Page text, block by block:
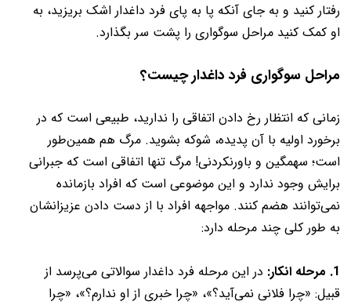
رفتار کنید و به جای آنکه پا به پای فرد داغدار اشک بریزید، به
او کمک کنید مراحل سوگواری را پشت سر بگذارد.
مراحل سوگواری فرد داغدار چیست؟
زمانی که انتظار رخ دادن اتفاقی را ندارید، طبیعی است که در
برخورد اولیه با آن پدیده، شوکه بشوید. مرگ هم همین‌طور
است؛ سهمگین و باورنکردنی! مرگ تنها اتفاقی است که جبرانی
برایش وجود ندارد و این موضوعی است که افراد بازمانده
نمی‌توانند هضم کنند. مواجهه افراد با از دست دادن عزیزانشان
به طور کلی چند مرحله دارد:
1. مرحله انکار:
در این مرحله فرد داغدار سوالاتی می‌پرسد از
قبیل: «چرا فلانی نمی‌آید؟»، «چرا خبری از او ندارم؟»، «چرا